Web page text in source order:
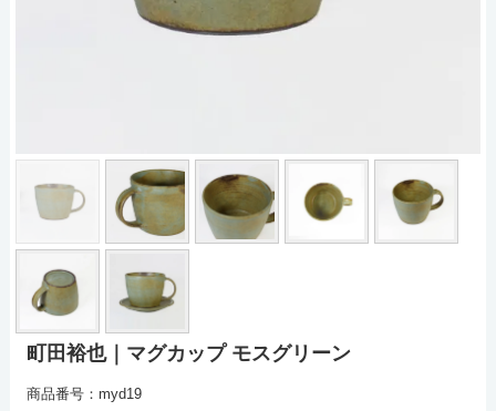
町田裕也｜マグカップ モスグリーン
商品番号：myd19